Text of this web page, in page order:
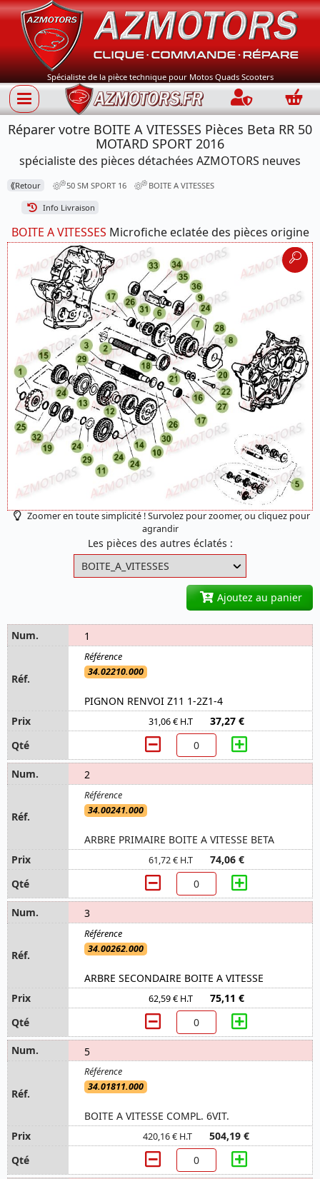
Spécialiste de la pièce technique pour Motos Quads Scooters
Connection
Réparer votre BOITE A VITESSES Pièces Beta RR 50
MOTARD SPORT 2016
spécialiste des pièces détachées AZMOTORS neuves
⟪Retour 50 SM SPORT 16 BOITE A VITESSES
Info Livraison
BOITE A VITESSES Microfiche eclatée des pièces origine
Zoomer en toute simplicité ! Survolez pour zoomer, ou cliquez pour
agrandir
Les pièces des autres éclatés :
Ajoutez au panier
1
34.02210.000
PIGNON RENVOI Z11 1-2Z1-4
31,06 € H.T 37,27 €
2
34.00241.000
ARBRE PRIMAIRE BOITE A VITESSE BETA
61,72 € H.T 74,06 €
3
34.00262.000
ARBRE SECONDAIRE BOITE A VITESSE
62,59 € H.T 75,11 €
5
34.01811.000
BOITE A VITESSE COMPL. 6VIT.
420,16 € H.T 504,19 €